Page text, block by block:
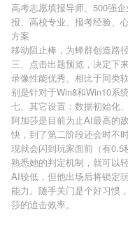
高考志愿填报导师、500强
报、高校专业、报考经验、
方案
移动阻止棒，为蜂群创造路径
三、点击出题预览，决定下
录像性能优秀。相比于同类
别是针对于Win8和Win10系
七、其它设置：数据初始化
阿加莎是目前为止AI最高的
快，到了第二阶段还会时不
现就会闪到玩家面前（有
熟悉她的判定机制，就可以
AI较低，但他出场后将锁定
能力。随手关门是个好习惯
莎的追击效率。